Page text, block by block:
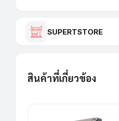
SUPERTSTORE
สินค้าที่เกี่ยวข้อง